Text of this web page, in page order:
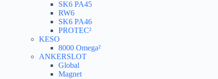
SK6 PA45
RW6
SK6 PA46
PROTEC²
KESO
8000 Omega²
ANKERSLOT
Global
Magnet